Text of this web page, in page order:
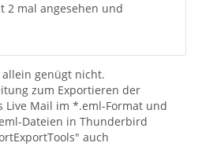
2 mal angesehen und
genügt nicht.
zum Exportieren der
Live Mail im *.eml-Format und
Dateien in Thunderbird
auch